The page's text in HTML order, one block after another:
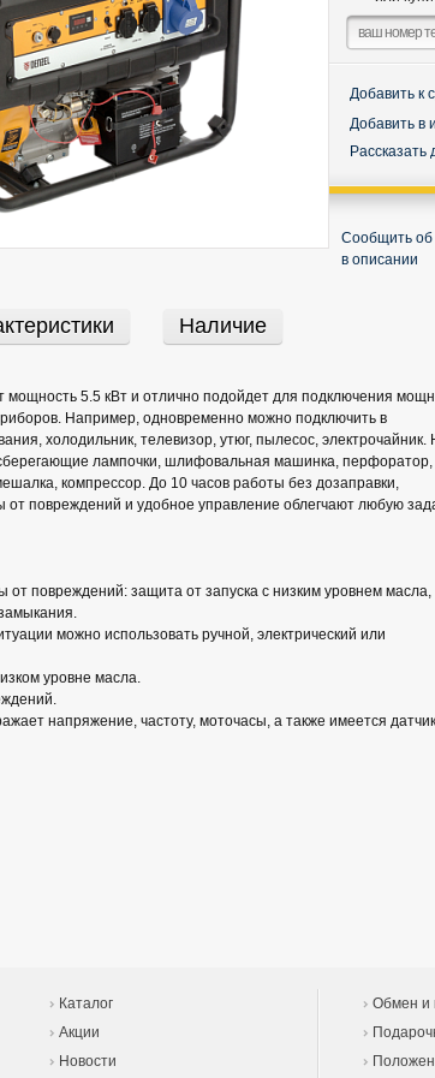
Добавить к
Добавить в
Рассказать
Сообщить об
в описании
Наличие
мощность 5.5 кВт и отлично подойдет для подключения
Например, одновременно можно подключить в
холодильник, телевизор, утюг, пылесос, электрочайник.
лампочки, шлифовальная машинка, перфоратор,
компрессор. До 10 часов работы без дозаправки,
от повреждений и удобное управление облегчают любую
от повреждений: защита от запуска с низким уровнем масла,
можно использовать ручной, электрический или
уровне масла.
напряжение, частоту, моточасы, а также имеется датчик
Каталог
Акции
Новости
Обмен и